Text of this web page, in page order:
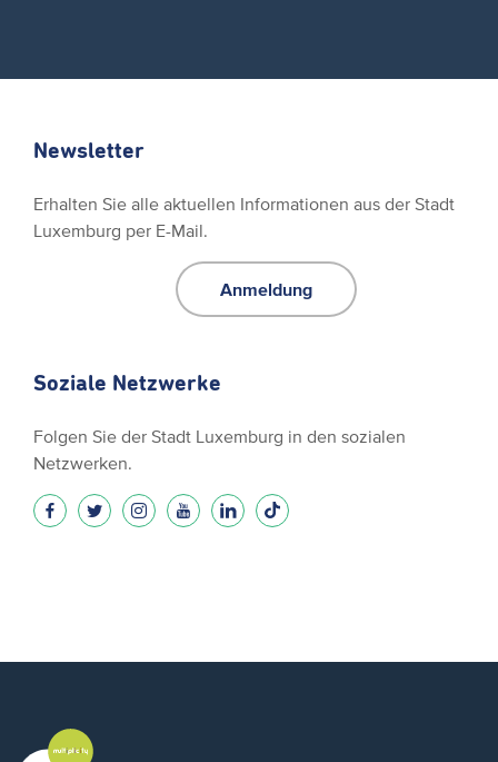
Newsletter
Erhalten Sie alle aktuellen Informationen aus der Stadt
Luxemburg per E-Mail.
Anmeldung
Soziale Netzwerke
Folgen Sie der Stadt Luxemburg in den sozialen
Netzwerken.